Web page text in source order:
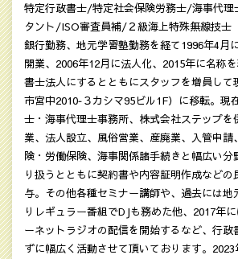
特定行政書士/特定社会保険労務士/海事代
タント/ISO審査員補/２級海上特殊無線技士
銀行勤務、地元学習塾勤務を経て1996年4月
開業、2006年12月に法人化、2015年に名称
書士法人にするとともにスタッフを増員して
市宮中2010‐３カシマ95ビル1F）に移転。現
士・海事代理士事務所、株式会社ステップを
業、法人設立、風俗営業、産廃業、入管申請
険・労働保険、海事関係諸手続きと幅広い分
り扱うとともに契約書や内容証明作成などの
与。その他各種セミナー講師や、過去には
りレギュラー番組でDJも務めた他、2017年
ーネットラジオの配信を開始するなど、行政
ずに幅広く活動させて頂いております。